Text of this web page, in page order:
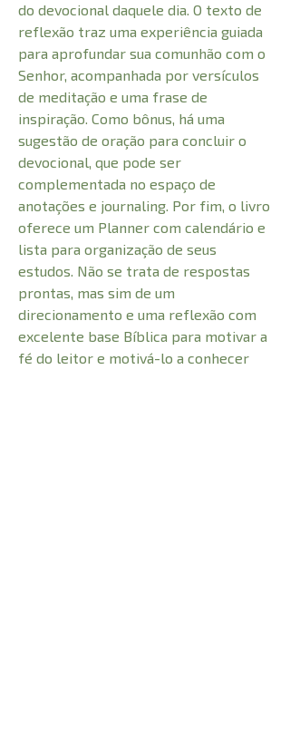
do devocional daquele dia. O texto de
reflexão traz uma experiência guiada
para aprofundar sua comunhão com o
Senhor, acompanhada por versículos
de meditação e uma frase de
inspiração. Como bônus, há uma
sugestão de oração para concluir o
devocional, que pode ser
complementada no espaço de
anotações e journaling. Por fim, o livro
oferece um Planner com calendário e
lista para organização de seus
estudos. Não se trata de respostas
prontas, mas sim de um
direcionamento e uma reflexão com
excelente base Bíblica para motivar a
fé do leitor e motivá-lo a conhecer